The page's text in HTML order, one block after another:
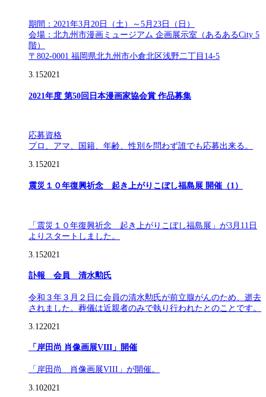
期間：2021年3月20日（土）～5月23日（日）
会場：北九州市漫画ミュージアム 企画展示室（あるあるCity 5
階）
〒802-0001 福岡県北九州市小倉北区浅野二丁目14-5
3.152021
2021年度 第50回日本漫画家協会賞 作品募集
応募資格
プロ、アマ、国籍、年齢、性別を問わず誰でも応募出来る。
3.152021
震災１０年復興祈念 起き上がりこぼし福島展 開催（1）
「震災１０年復興祈念 起き上がりこぼし福島展」が3月11日
よりスタートしました。
3.152021
訃報 会員 清水勲氏
令和３年３月２日に会員の清水勲氏が前立腺がんのため、逝去
されました。葬儀は近親者のみで執り行われたとのことです。
3.122021
「岸田尚 肖像画展VIII」開催
「岸田尚 肖像画展VIII」が開催。
3.102021